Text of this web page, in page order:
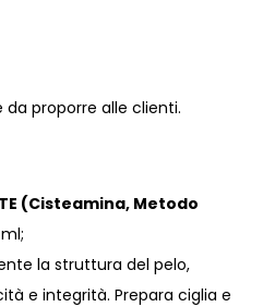
proporre alle clienti.
(Cisteamina, Metodo
la struttura del pelo,
e integrità. Prepara ciglia e